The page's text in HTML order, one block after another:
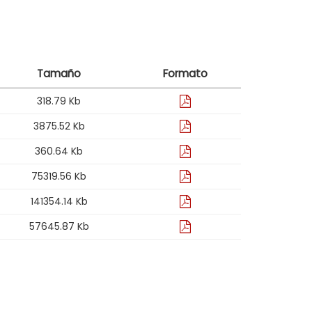
Tamaño Formato
318.79 Kb
Formato:
3875.52 Kb
Formato:
360.64 Kb
Formato:
75319.56 Kb
Formato:
141354.14 Kb
Formato:
57645.87 Kb
Formato: